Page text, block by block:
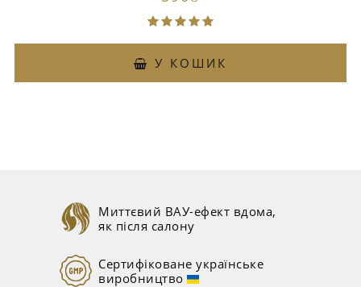
У КОШИК
Миттєвий ВАУ-ефект вдома,
як після салону
Сертифіковане українське
виробництво